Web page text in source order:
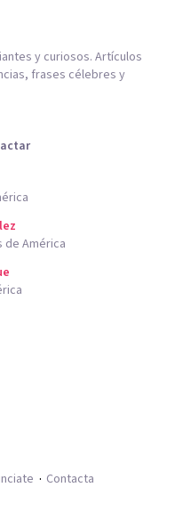
y curiosos. Artículos
frases célebres y
de América
Contacta